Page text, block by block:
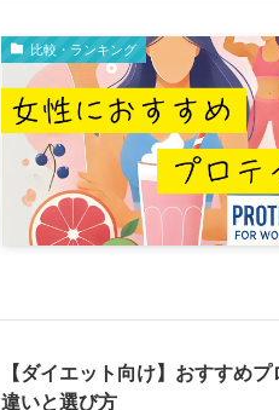
比較・ランキング
【ダイエット向け】おすすめ
違いと選び方